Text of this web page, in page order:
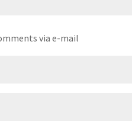
via e-mail